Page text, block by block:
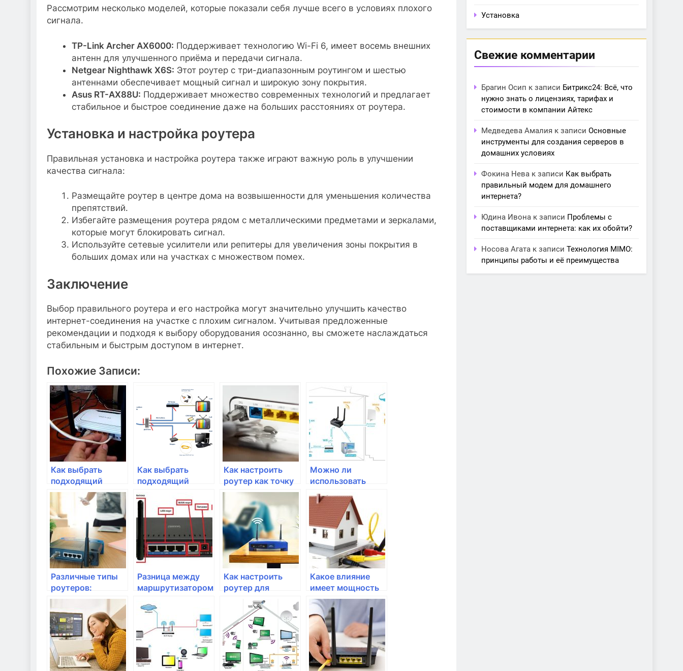
Рассмотрим несколько моделей, которые показали себя лучше всего в условиях плохого
сигнала.
TP-Link Archer AX6000: Поддерживает технологию Wi-Fi 6, имеет восемь внешних
антенн для улучшенного приёма и передачи сигнала.
Netgear Nighthawk X6S: Этот роутер с три-диапазонным роутингом и шестью
антеннами обеспечивает мощный сигнал и широкую зону покрытия.
Asus RT-AX88U: Поддерживает множество современных технологий и предлагает
стабильное и быстрое соединение даже на больших расстояниях от роутера.
Установка и настройка роутера
Правильная установка и настройка роутера также играют важную роль в улучшении
качества сигнала:
Размещайте роутер в центре дома на возвышенности для уменьшения количества
препятствий.
Избегайте размещения роутера рядом с металлическими предметами и зеркалами,
которые могут блокировать сигнал.
Используйте сетевые усилители или репитеры для увеличения зоны покрытия в
больших домах или на участках с множеством помех.
Заключение
Выбор правильного роутера и его настройка могут значительно улучшить качество
интернет-соединения на участке с плохим сигналом. Учитывая предложенные
рекомендации и подходя к выбору оборудования осознанно, вы сможете наслаждаться
стабильным и быстрым доступом в интернет.
Похожие Записи:
Как выбрать
подходящий
роутер для
домашней сети?
Как выбрать
подходящий
роутер для
домашней Wi-Fi
сети
Как настроить
роутер как точку
доступа
Можно ли
использовать
роутер без
провайдера
интернета?
Различные типы
роутеров:
проводные или
беспроводные?
Разница между
маршрутизатором
выбрать для
домашней сети?
Как настроить
роутер для
подключения
через VPN
Какое влияние
имеет мощность
сигнала на
дальность
покрытия Wi-Fi
роутера?
Установка
Свежие комментарии
Брагин Осип к записи Битрикс24: Всё, что
нужно знать о лицензиях, тарифах и
стоимости в компании Айтекс
Медведева Амалия к записи Основные
инструменты для создания серверов в
домашних условиях
Фокина Нева к записи Как выбрать
правильный модем для домашнего
интернета?
Юдина Ивона к записи Проблемы с
поставщиками интернета: как их обойти?
Носова Агата к записи Технология MIMO:
принципы работы и её преимущества